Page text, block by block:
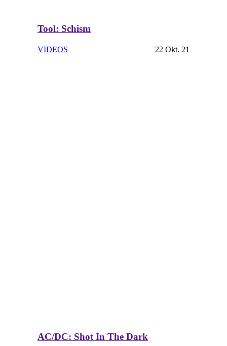
Tool: Schism
VIDEOS 22 Okt. 21
AC/DC: Shot In The Dark